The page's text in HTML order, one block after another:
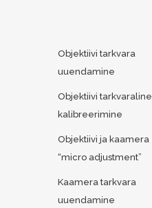
Objektiivi tarkvara
uuendamine
Objektiivi tarkvaraline
kalibreerimine
Objektiivi ja kaamera
“micro adjustment”
Kaamera tarkvara
uuendamine